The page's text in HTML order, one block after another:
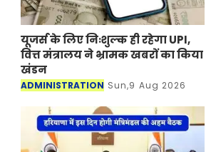
यूजर्स के लिए निःशुल्क ही रहेगा UPI,
वित्त मंत्रालय ने भ्रामक खबरों का किया
खंडन
ADMINISTRATION Sun,9 Aug 2026